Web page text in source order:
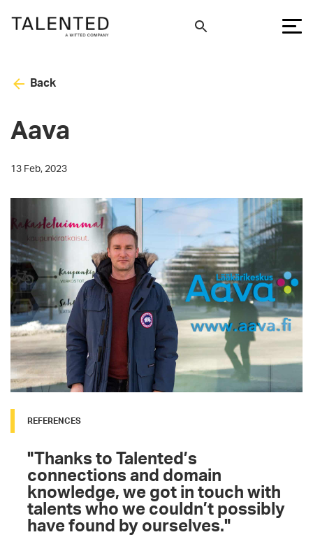
Back
Aava
13 Feb, 2023
REFERENCES
"Thanks to Talented’s
connections and domain
knowledge, we got in touch with
talents who we couldn’t possibly
have found by ourselves."